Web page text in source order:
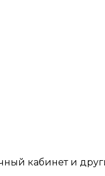
кабинет и